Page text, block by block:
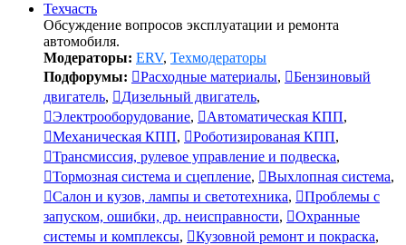
Техчасть
Обсуждение вопросов эксплуатации и ремонта
автомобиля.
Модераторы: ERV, Техмодераторы
Подфорумы:
Расходные материалы,
Бензиновый
двигатель, Дизельный двигатель,
Электрооборудование, Автоматическая КПП,
Механическая КПП, Роботизированая КПП,
Трансмиссия, рулевое управление и подвеска,
Тормозная система и сцепление, Выхлопная система,
Салон и кузов, лампы и светотехника,
Проблемы с
запуском, ошибки, др. неисправности,
Охранные
системы и комплексы, Кузовной ремонт и покраска,